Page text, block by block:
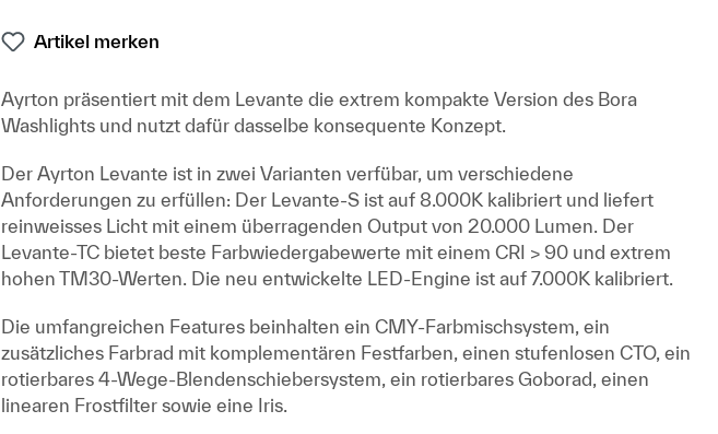
Artikel merken
Ayrton präsentiert mit dem Levante die extrem kompakte Version des Bora
Washlights und nutzt dafür dasselbe konsequente Konzept.
Der Ayrton Levante ist in zwei Varianten verfübar, um verschiedene
Anforderungen zu erfüllen: Der Levante-S ist auf 8.000K kalibriert und liefert
reinweisses Licht mit einem überragenden Output von 20.000 Lumen. Der
Levante-TC bietet beste Farbwiedergabewerte mit einem CRI > 90 und extrem
hohen TM30-Werten. Die neu entwickelte LED-Engine ist auf 7.000K kalibriert.
Die umfangreichen Features beinhalten ein CMY-Farbmischsystem, ein
zusätzliches Farbrad mit komplementären Festfarben, einen stufenlosen CTO, ein
rotierbares 4-Wege-Blendenschiebersystem, ein rotierbares Goborad, einen
linearen Frostfilter sowie eine Iris.